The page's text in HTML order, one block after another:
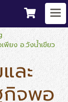
พียง อ.วังน้ำเขียว
ละ
กิจพอ